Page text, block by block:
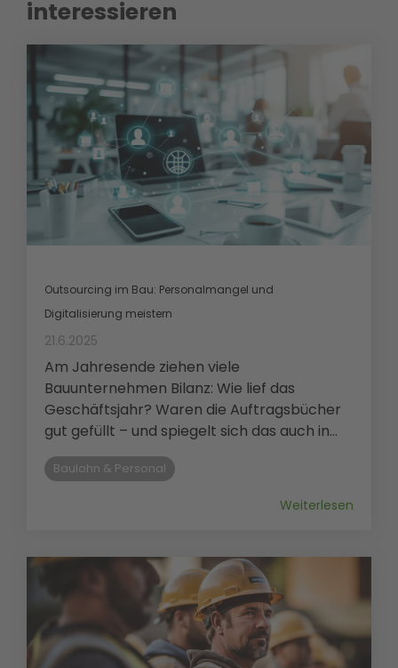
interessieren
Outsourcing im Bau: Personalmangel und
Digitalisierung meistern
21.6.2025
Am Jahresende ziehen viele
Bauunternehmen Bilanz: Wie lief das
Geschäftsjahr? Waren die Auftragsbücher
gut gefüllt – und spiegelt sich das auch in...
Baulohn & Personal
Weiterlesen